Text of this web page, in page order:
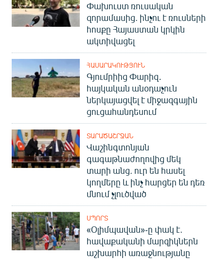
ՓՈԴՔԱՍԹ
Русский
ՀԵՏԵՎԵՔ ՄԵԶ
«Ազատության» բոլոր կայքերը
Փախուստ ռուսական
զորամասից. ինչու է ռուսների
հոսքը Հայաստան կրկին
ակտիվացել
ՀԱՍԱՐԱԿՈՒԹՅՈՒՆ
Գյումրիից Փարիզ․
հայկական անօդաչուն
ներկայացվել է միջազգային
ցուցահանդեսում
ՏԱՐԱԾԱՇՐՋԱՆ
Վաշինգտոնյան
գագաթնաժողովից մեկ
տարի անց. ուր են հասել
կողմերը և ինչ հարցեր են դեռ
մնում չլուծված
ՍՊՈՐՏ
«Օլիմպավան»-ը փակ է.
հավաքականի մարզիկներն
աշխարհի առաջնությանը